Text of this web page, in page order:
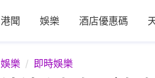
港聞 娛樂 酒店優惠碼
娛樂 即時娛樂